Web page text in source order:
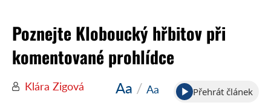
Poznejte Kloboucký hřbitov při
komentované prohlídce
Klára Zigová Aa / Aa Přehrát článek